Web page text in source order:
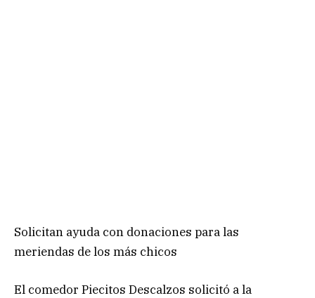
Solicitan ayuda con donaciones para las
meriendas de los más chicos
El comedor Piecitos Descalzos solicitó a la